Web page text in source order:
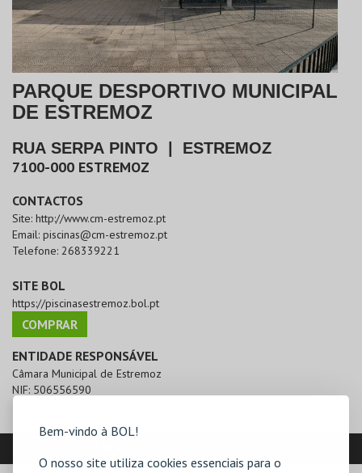
Bem-vindo à BOL!
O nosso site utiliza cookies essenciais para o
PARQUE DESPORTIVO MUNICIPAL
DE ESTREMOZ
RUA SERPA PINTO ESTREMOZ
7100-000 ESTREMOZ
CONTACTOS
Site: http://www.cm-estremoz.pt
Email: piscinas@cm-estremoz.pt
Telefone: 268339221
SITE BOL
https://piscinasestremoz.bol.pt
COMPRAR
ENTIDADE RESPONSÁVEL
Câmara Municipal de Estremoz
NIF: 506556590